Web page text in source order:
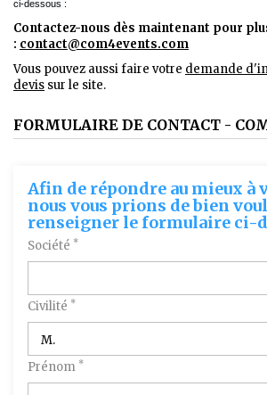
ci-dessous :
Contactez-nous dès maintenant pour
: contact@com4events.com
Vous pouvez aussi faire votre demande
devis sur le site.
FORMULAIRE DE CONTACT -
Afin de répondre au mieux à
nous vous prions de bien
renseigner le formulaire ci-
Société *
Civilité *
Prénom *